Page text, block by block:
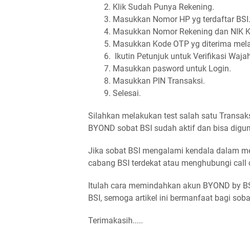
Klik Sudah Punya Rekening.
Masukkan Nomor HP yg terdaftar BSI.
Masukkan Nomor Rekening dan NIK
Masukkan Kode OTP yg diterima
Ikutin Petunjuk untuk Verifikasi
Masukkan pasword untuk Login.
Masukkan PIN Transaksi.
Selesai.
Silahkan melakukan test salah satu
BYOND sobat BSI sudah aktif dan bisa
Jika sobat BSI mengalami kendala dalam
cabang BSI terdekat atau menghubungi
Itulah cara memindahkan akun BYOND by
BSI, semoga artikel ini bermanfaat bagi
Terimakasih.....